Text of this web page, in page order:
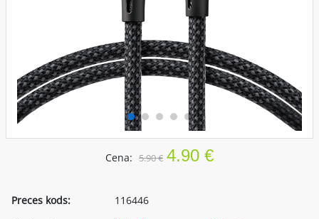
Cena: 5.90 € 4.90 €
Preces kods:
116446